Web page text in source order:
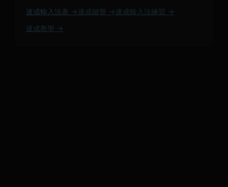
速成輸入法表 → 速成鍵盤 → 速成輸入法練習 →
速成教學 →